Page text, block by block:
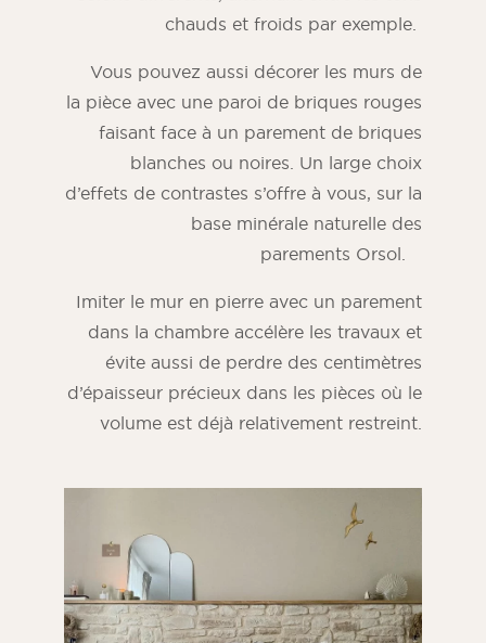
chauds et froids par exemple.
Vous pouvez aussi décorer les murs de
la pièce avec une paroi de briques rouges
faisant face à un parement de briques
blanches ou noires. Un large choix
d’effets de contrastes s’offre à vous, sur la
base minérale naturelle des
parements Orsol.
Imiter le mur en pierre avec un parement
dans la chambre accélère les travaux et
évite aussi de perdre des centimètres
d’épaisseur précieux dans les pièces où le
volume est déjà relativement restreint.